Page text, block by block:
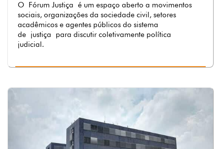
O Fórum Justiça é um espaço aberto a movimentos
sociais, organizações da sociedade civil, setores
acadêmicos e agentes públicos do sistema
de justiça para discutir coletivamente política
judicial.